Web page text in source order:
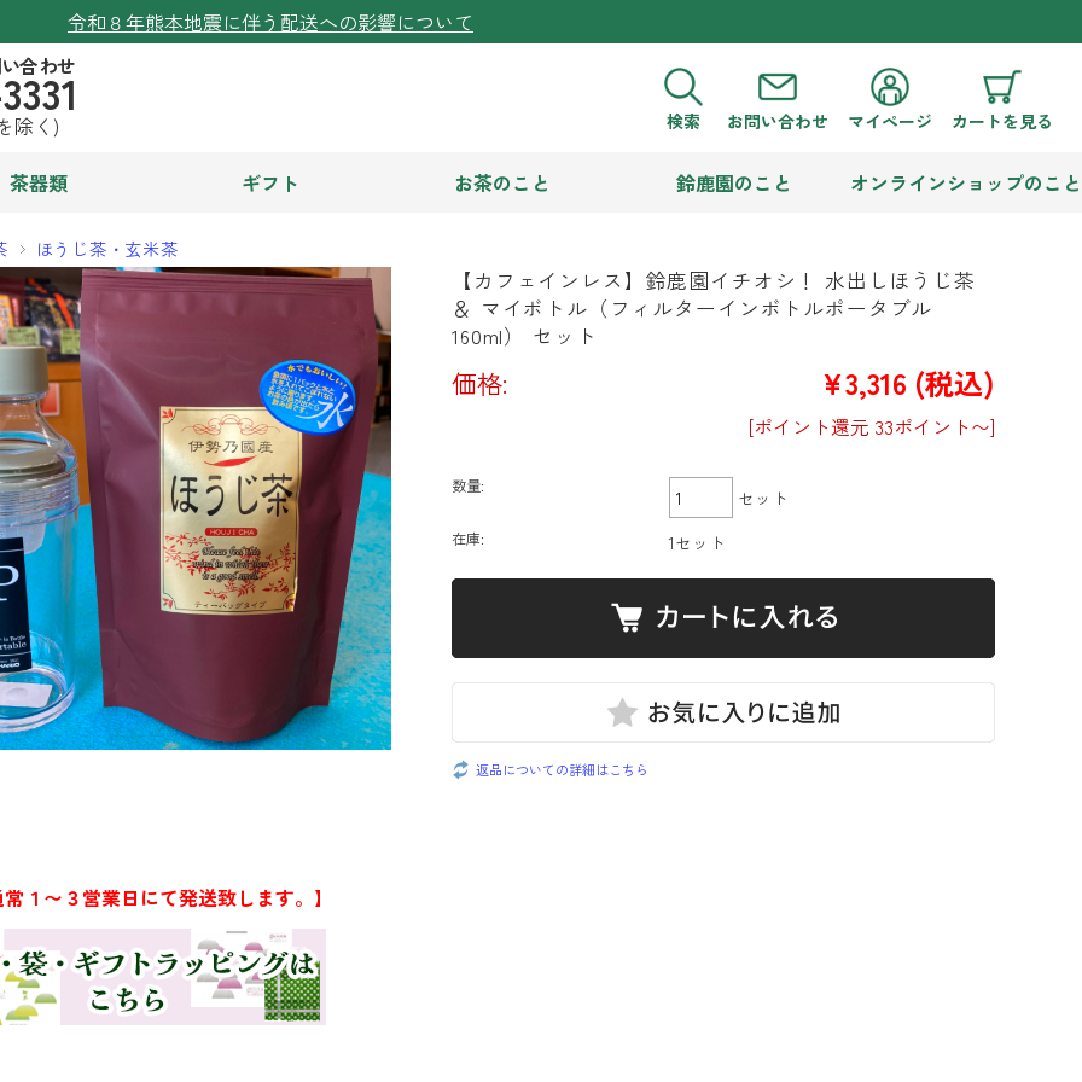
令和８年熊本地震に伴う配送への影響について
合わせ
除く) 検索 お問い合わせ マイページ カートを見る
茶器類 ギフト お茶のこと 鈴鹿園のこと オンラインショップのこと
ほうじ茶・玄米茶
【カフェインレス】鈴鹿園イチオシ！ 水出しほうじ茶
＆ マイボトル（フィルターインボトルポータブル
160ml） セット
価格: ¥3,316 (税込)
[ポイント還元 33ポイント〜]
数量: セット
在庫: 1セット
返品についての詳細はこちら
１〜３営業日にて発送致します。】